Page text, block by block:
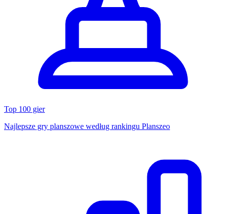
Top 100 gier
Najlepsze gry planszowe według rankingu Planszeo